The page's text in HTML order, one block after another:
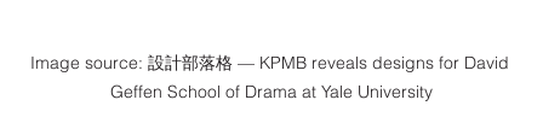
Image source: 設計部落格 — KPMB reveals designs for David
Geffen School of Drama at Yale University